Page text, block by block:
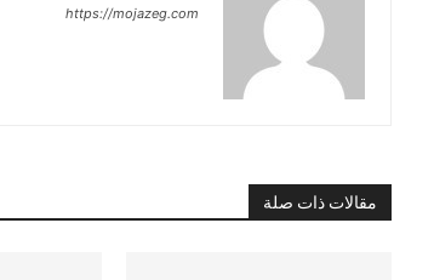
https://mojazeg.com
مقالات ذات صلة